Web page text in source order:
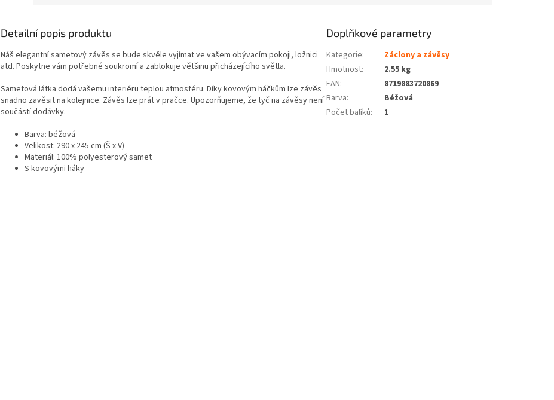
Detailní popis produktu
Náš elegantní sametový závěs se bude skvěle vyjímat ve vašem obývacím pokoji, ložnici
atd. Poskytne vám potřebné soukromí a zablokuje většinu přicházejícího světla.
Sametová látka dodá vašemu interiéru teplou atmosféru. Díky kovovým háčkům lze závěs
snadno zavěsit na kolejnice. Závěs lze prát v pračce. Upozorňujeme, že tyč na závěsy není
součástí dodávky.
Barva: béžová
Velikost: 290 x 245 cm (Š x V)
Materiál: 100% polyesterový samet
S kovovými háky
Doplňkové parametry
Kategorie:
Záclony a závěsy
Hmotnost:
2.55 kg
EAN:
8719883720869
Barva:
Béžová
Počet balíků: 1